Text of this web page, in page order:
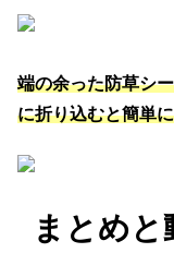
端の余った防草シ
に折り込むと簡単
まとめと